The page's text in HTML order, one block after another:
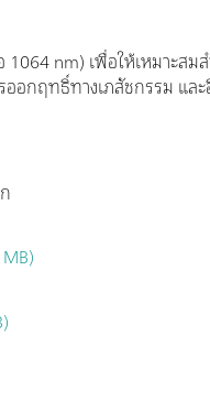
nm) เพื่อให้เหมาะสม
อกฤทธิ์ทางเภสัชกรรม แล